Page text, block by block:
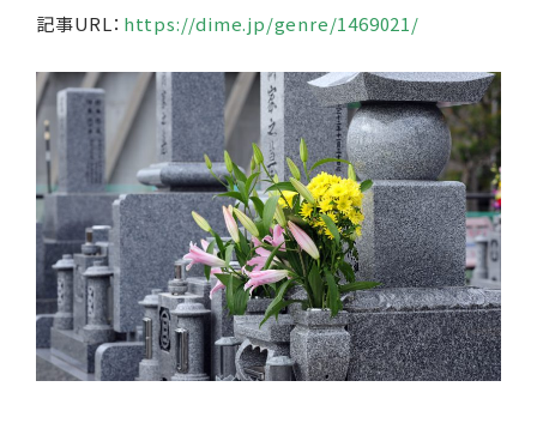
記事URL： https://dime.jp/genre/1469021/